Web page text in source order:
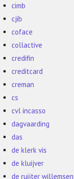
cimb
cjib
coface
collactive
credifin
creditcard
creman
cs
cvl incasso
dagvaarding
das
de klerk vis
de kluijver
de ruijter willemsen